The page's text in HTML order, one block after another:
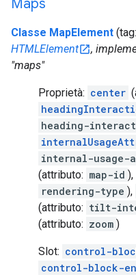
Maps
Classe MapElement (tag:
HTMLElement
,
"maps"
Proprietà: center
heading-
internal-
(attributo: map-id ),
rendering-type ),
(attributo: tilt-
(attributo: zoom )
Slot: control-
control-block-